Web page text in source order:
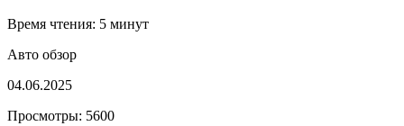
Время чтения: 5 минут
Авто обзор
04.06.2025
Просмотры: 5600